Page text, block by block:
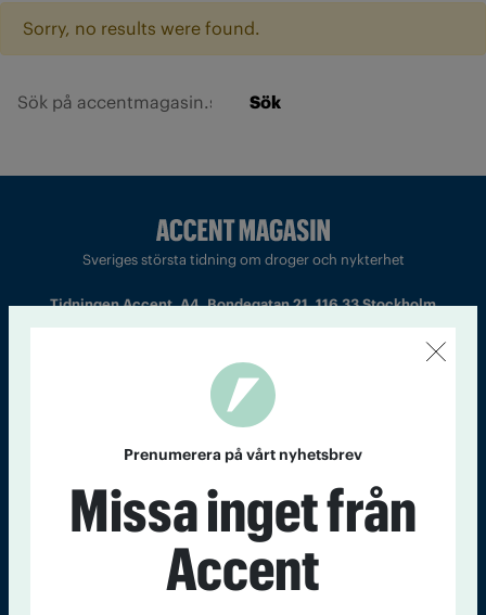
Sorry, no results were found.
Sök
Sveriges största tidning om droger och nykterhet
Tidningen Accent, A4, Bondegatan 21, 116 33 Stockholm
Chefredaktör och ansvarig utgivare: Barbro Janson Lundkvist,
barbro@a4.se.
Kontakt Om Tidningen Tidningsarkiv In English
Läs tidigare
Prenumerera på vårt nyhetsbrev
Missa inget från
Accent